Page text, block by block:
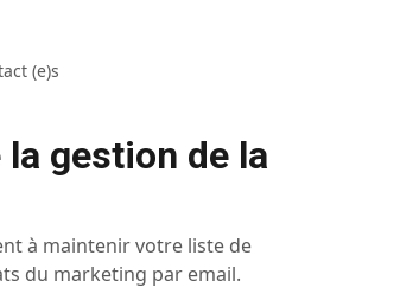
(e)s
gestion de la
à maintenir votre liste de
du marketing par email.